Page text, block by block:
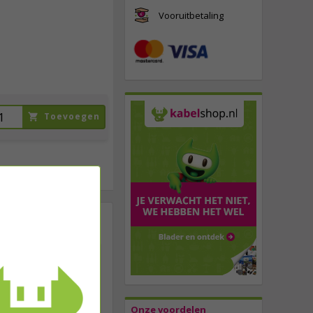
Vooruitbetaling
Onze voordelen
Toevoegen
koppelen. Ze
C, terwijl
Wij helpen je